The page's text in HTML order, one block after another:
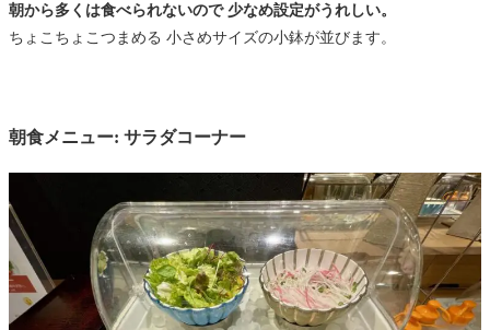
朝から多くは食べられないので 少なめ設定がうれしい。
ちょこちょこつまめる 小さめサイズの小鉢が並びます。
朝食メニュー: サラダコーナー